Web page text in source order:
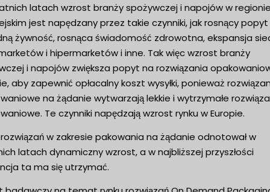
latach wzrost branży spożywczej i napojów w
jest napędzany przez takie czynniki, jak rosnący
żywność, rosnąca świadomość zdrowotna, ekspansja
i hipermarketów i inne. Tak więc wzrost branży
i napojów zwiększa popyt na rozwiązania
aby zapewnić opłacalny koszt wysyłki, ponieważ
na żądanie wytwarzają lekkie i wytrzymałe
Te czynniki napędzają wzrost rynku w Europie.
rozwiązań w zakresie pakowania na żądanie odnotował w
latach dynamiczny wzrost, a w najbliższej przyszłości
ta ma się utrzymać.